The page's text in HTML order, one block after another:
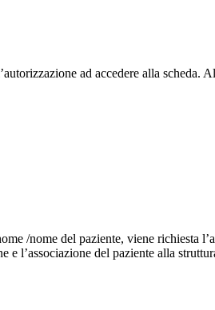
ad accedere alla scheda.
/nome del paziente, viene richiesta
e l’associazione del paziente alla